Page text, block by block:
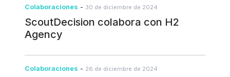
Colaboraciones - 30 de diciembre de 2024
ScoutDecision colabora con H2
Agency
Colaboraciones - 26 de diciembre de 2024